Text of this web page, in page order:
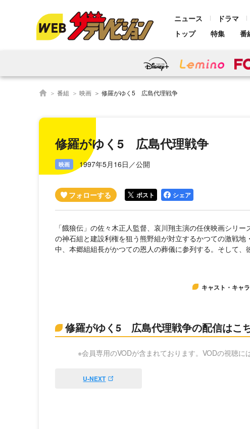
ニュース ドラマ
トップ
特集 番
番組 映画 修羅がゆく5 広島代理戦争
修羅がゆく5 広島代理戦争
映画 1997年5月16日／公開
ポスト シェア
「餓狼伝」の佐々木正人監督、哀川翔主演の任侠映画シリ
の神石組と建設利権を狙う熊野組が対立するかつての激戦
中、本郷組組長がかつての恩人の葬儀に参列する。そして、
キャスト・キャ
修羅がゆく5 広島代理戦争の配信はこ
※会員専用のVODが含まれております。VODの視聴に
U-NEXT